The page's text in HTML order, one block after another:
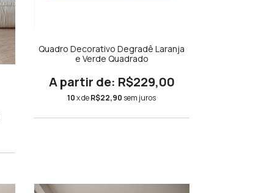
Quadro Decorativo Degradê Laranja
e Verde Quadrado
R$229,00
10x deR$22,90 sem juros